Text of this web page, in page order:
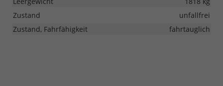
Zustand
unfallfrei
Zustand, Fahrfähigkeit
fahrtauglich